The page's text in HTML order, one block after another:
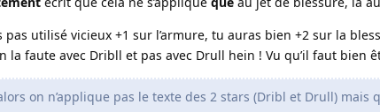
pas utilisé vicieux +1 sur l’armure, tu auras bien +2 sur la
la faute avec Dribll et pas avec Drull hein ! Vu qu’il faut bien
on n’applique pas le texte des 2 stars (Dribl et Drull) mais